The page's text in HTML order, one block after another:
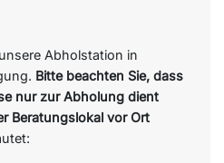
Abholstation in
Bitte beachten Sie, dass
nur zur Abholung dient
Beratungslokal vor Ort